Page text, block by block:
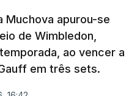
Muchova apurou-se
de Wimbledon,
ao vencer a
em três sets.